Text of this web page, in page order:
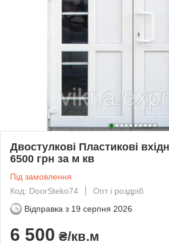
Двостулкові Пластикові
6500 грн за м кв
Під замовлення
Код: DoorSteko74
Опт і роздріб
Відправка з 19 серпня 2026
6 500 ₴/кв.м